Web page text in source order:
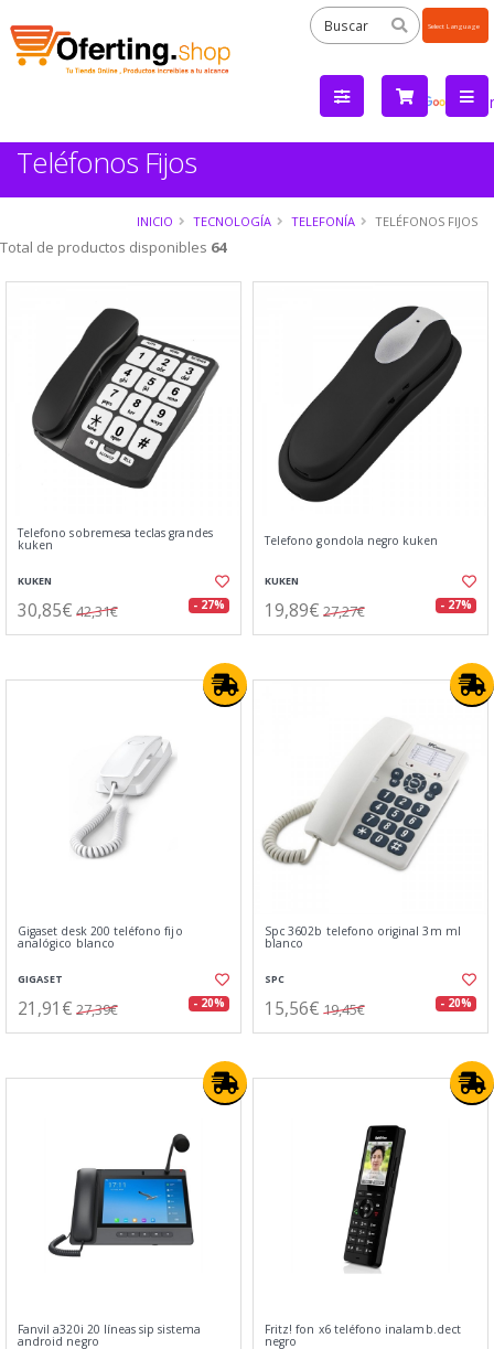
by
Teléfonos Fijos
INICIO TECNOLOGÍA TELEFONÍA TELÉFONOS FIJOS
Total de productos disponibles 64
Telefono sobremesa teclas grandes
kuken
KUKEN
30,85€ 42,31€ - 27%
Telefono gondola negro kuken
KUKEN
19,89€ 27,27€ - 27%
Gigaset desk 200 teléfono fijo
analógico blanco
GIGASET
21,91€ 27,39€ - 20%
Spc 3602b telefono original 3m ml
blanco
SPC
15,56€ 19,45€ - 20%
Fanvil a320i 20 líneas sip sistema
android negro
Fritz! fon x6 teléfono inalamb.dect
negro